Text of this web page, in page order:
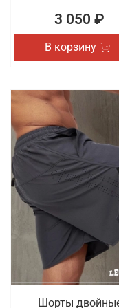
3 050 ₽
В корзину
Шорты